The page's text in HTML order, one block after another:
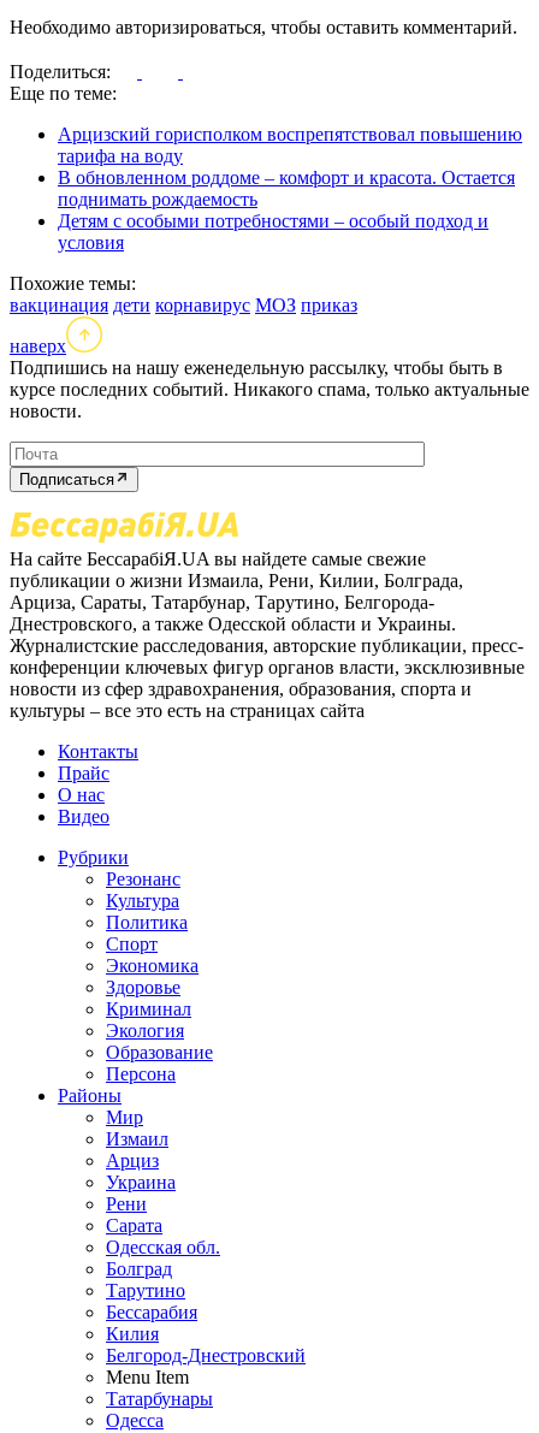
Необходимо авторизироваться, чтобы оставить комментарий.
Поделиться:
Еще по теме:
Арцизский горисполком воспрепятствовал повышению
тарифа на воду
В обновленном роддоме – комфорт и красота. Остается
поднимать рождаемость
Детям с особыми потребностями – особый подход и
условия
Похожие темы:
вакцинация дети корнавирус МОЗ приказ
наверх
Подпишись на нашу еженедельную рассылку, чтобы быть в
курсе последних событий. Никакого спама, только актуальные
новости.
Подписаться
На сайте БессарабіЯ.UA вы найдете самые свежие
публикации о жизни Измаила, Рени, Килии, Болграда,
Арциза, Сараты, Татарбунар, Тарутино, Белгорода-
Днестровского, а также Одесской области и Украины.
Журналистские расследования, авторские публикации, пресс-
конференции ключевых фигур органов власти, эксклюзивные
новости из сфер здравохранения, образования, спорта и
культуры – все это есть на страницах сайта
Контакты
Прайс
О нас
Видео
Рубрики
Резонанс
Культура
Политика
Спорт
Экономика
Здоровье
Криминал
Экология
Образование
Персона
Районы
Мир
Измаил
Арциз
Украина
Рени
Сарата
Одесская обл.
Болград
Тарутино
Бессарабия
Килия
Белгород-Днестровский
Menu Item
Татарбунары
Одесса